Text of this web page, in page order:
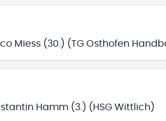
Miess (30.) (TG Osthofen
Hamm (3.) (HSG Wittlich)